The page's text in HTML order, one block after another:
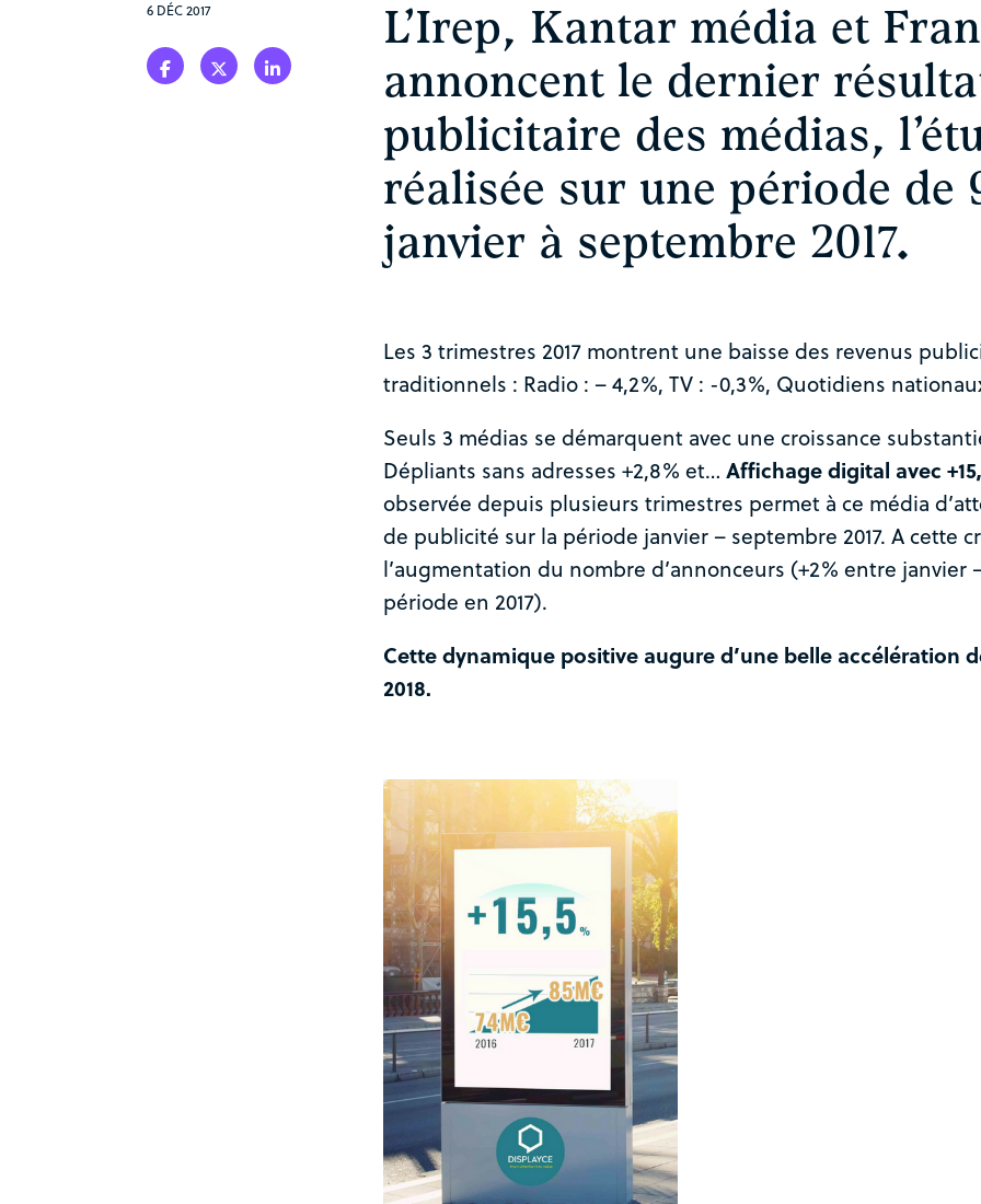
6 DÉC 2017
L’Irep, Kantar média et
annoncent le dernier
publicitaire des médias,
réalisée sur une période de
janvier à septembre 2017.
Les 3 trimestres 2017 montrent une baisse des revenus
traditionnels : Radio : – 4,2%, TV : -0,3%, Quotidiens
Seuls 3 médias se démarquent avec une croissance
Dépliants sans adresses +2,8% et… Affichage digital avec
observée depuis plusieurs trimestres permet à ce média
de publicité sur la période janvier – septembre 2017. A cette
l’augmentation du nombre d’annonceurs (+2% entre janvier
période en 2017).
Cette dynamique positive augure d’une belle accélération
2018.